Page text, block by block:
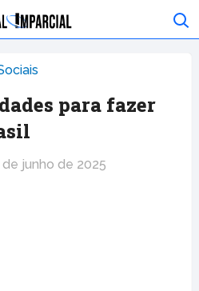
para fazer
de junho de 2025